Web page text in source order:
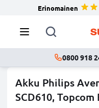
Erinomainen
0800 918
Akku Philips
SCD610, Topcom